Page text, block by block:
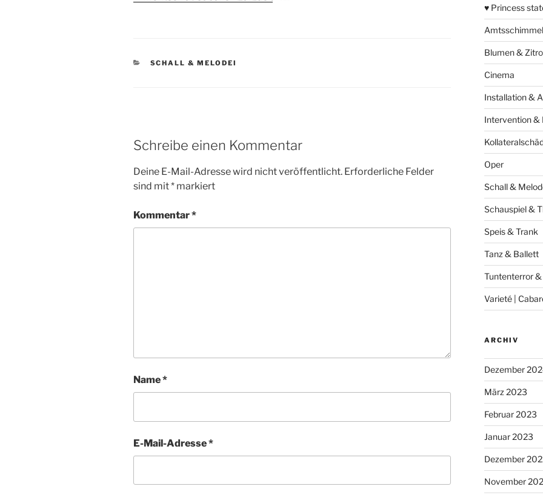
KATEGORIEN
SCHALL & MELODEI
Schreibe einen Kommentar
Deine E-Mail-Adresse wird nicht veröffentlicht. Erforderliche Felder
sind mit* markiert
Kommentar*
Name*
E-Mail-Adresse*
♥ Princess
Amtsschimmel
Blumen &
Cinema
Installation &
Intervention &
Oper
Schall &
Schauspiel &
Speis & Trank
Tanz & Ballett
Tuntenterror &
Varieté |
ARCHIV
Dezember
März 2023
Februar 2023
Januar 2023
Dezember
November